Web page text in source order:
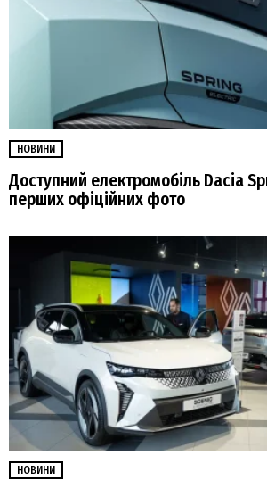
НОВИНИ
Доступний електромобіль Dacia
перших офіційних фото
НОВИНИ